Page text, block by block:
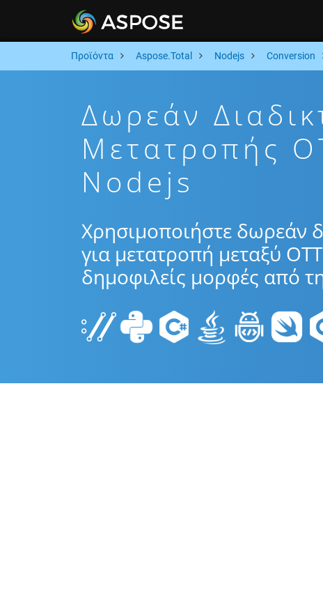
Προϊόντα Aspose.Total Nodejs Conversion
Δωρεάν
Μετατροπής
Nodejs
Χρησιμοποιήστε δωρεάν
για μετατροπή μεταξύ
δημοφιλείς μορφές από